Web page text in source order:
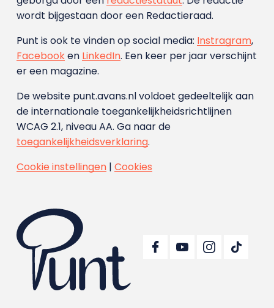
wordt bijgestaan door een Redactieraad.
Punt is ook te vinden op social media: Instragram,
Facebooken LinkedIn. Een keer per jaar verschijnt
er een magazine.
De website punt.avans.nl voldoet gedeeltelijk aan
de internationale toegankelijkheidsrichtlijnen
WCAG 2.1, niveau AA. Ga naar de
toegankelijkheidsverklaring.
Cookie instellingen| Cookies